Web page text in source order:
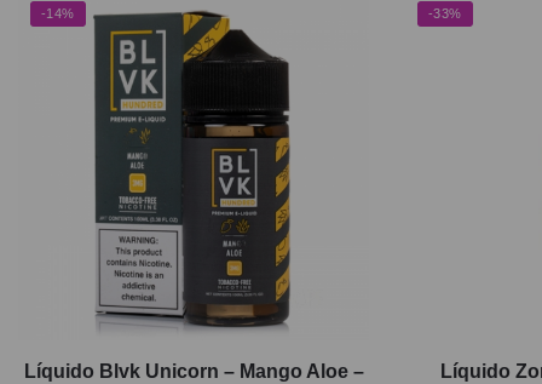
-14%
Líquido Blvk Unicorn – Mango Aloe –
-33%
Líquido